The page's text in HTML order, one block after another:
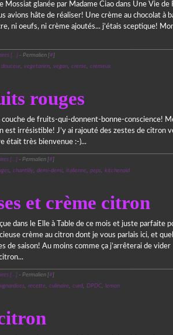
Mossiat glanée par Madame Ciao dans Une Vie de
avions hâte de réaliser! Une crème au chocolat à
ni oeufs, ni crème ajoutés... j’étais sceptique!
[…]- Permalien [#]
douceur, vegetarien, vegan, creme, cremeux
rouges
couche de fruits-qui-donnent-bonne-conscience!
est irrésistible! J’y ai rajouté des zestes de citron
était très bienvenue :-)...
[…] - Permalien [#]
, chantilly, demi-demi, italienne, peps, kitchenaid
et crème citron
dans le Elle à Table de ce mois et juste parfaite
crème au citron dont je vous parlais ici, et
de saison! Au moins comme ça j’arrêterai de vider
[…] - Permalien [#]
, recette, culinaire, curd, DPDC, lemon